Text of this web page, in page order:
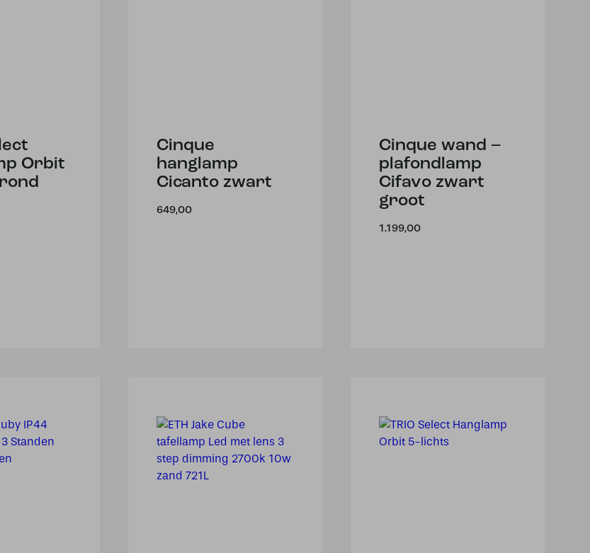
Orbit
Cinque
hanglamp
Cicanto zwart
649,00
Cinque wand –
plafondlamp
Cifavo zwart
groot
1.199,00